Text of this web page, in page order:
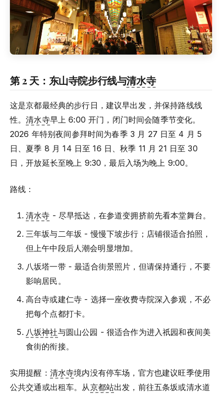
第 2 天：东山寺院步行线与清水寺
这是京都最经典的步行日，建议早出发，并保持路线线
性。清水寺早上 6:00 开门，闭门时间会随季节变化。
2026 年特别夜间参拜时间为春季 3 月 27 日至 4 月 5
日、夏季 8 月 14 日至 16 日、秋季 11 月 21 日至 30
日，开放延长至晚上 9:30，最后入场为晚上 9:00。
路线：
清水寺 - 尽早抵达，在参道变拥挤前先看本堂舞台。
三年坂与二年坂 - 慢慢下坡步行；店铺很适合拍照，
但上午中段后人潮会明显增加。
八坂塔一带 - 最适合街景照片，但请保持通行，不要
影响居民。
高台寺或建仁寺 - 选择一座收费寺院深入参观，不必
把每个点都打卡。
八坂神社与圆山公园 - 很适合作为进入祇园和夜间美
食街的衔接。
实用提醒： 清水寺境内没有停车场，官方也建议旺季使用
公共交通或出租车。从京都站出发，前往五条坂或清水道